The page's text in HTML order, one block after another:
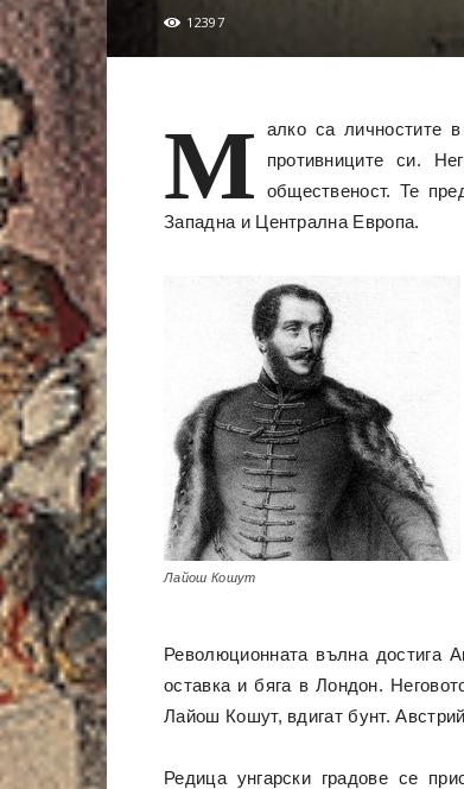
12397
М
алко са личностите
противниците си.
общественост. Те
Западна и Централна Европа.
Лайош Кошут
Революционната вълна достига
оставка и бяга в Лондон.
Лайош Кошут, вдигат бунт.
Редица унгарски градове се